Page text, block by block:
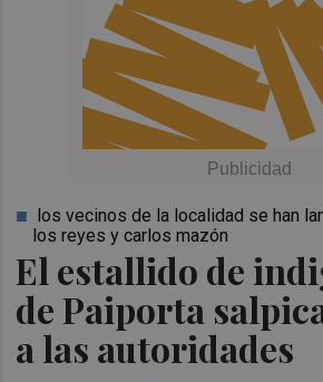
El estallido de
de Paiporta
a las autoridades
los vecinos de la localidad se han
los reyes y carlos mazón